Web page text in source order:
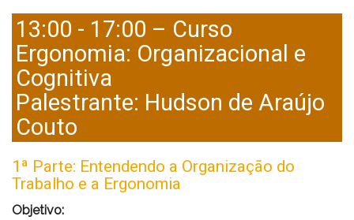
13:00 - 17:00 – Curso
Ergonomia: Organizacional e
Cognitiva
Palestrante: Hudson de Araújo
Couto
1ª Parte: Entendendo a Organização do
Trabalho e a Ergonomia
Objetivo: